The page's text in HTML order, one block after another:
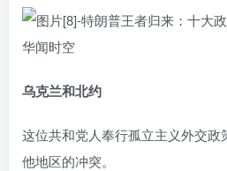
乌克兰和北约
这位共和党人奉行孤立主义外交
他地区的冲突。